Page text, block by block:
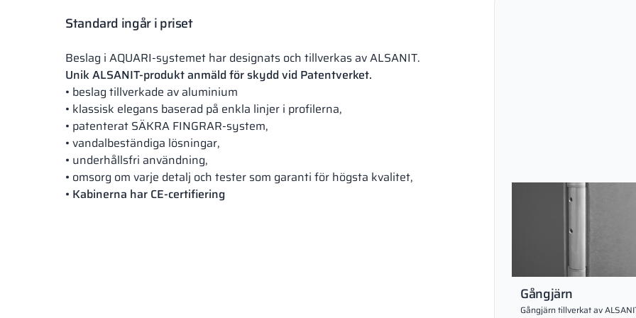
Standard ingår i priset
Beslag i AQUARI-systemet har designats och tillverkas av ALSANIT.
Unik ALSANIT-produkt anmäld för skydd vid Patentverket.
• beslag tillverkade av aluminium
• klassisk elegans baserad på enkla linjer i profilerna,
• patenterat SÄKRA FINGRAR-system,
• vandalbeständiga lösningar,
• underhållsfri användning,
• omsorg om varje detalj och tester som garanti för högsta kvalitet,
• Kabinerna har CE-certifiering
Gångjärn
Gångjärn tillverkat av